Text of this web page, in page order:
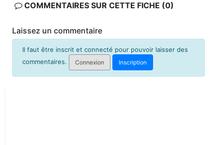
COMMENTAIRES SUR CETTE FICHE (0)
Laissez un commentaire
Il faut être inscrit et connecté pour pouvoir laisser des
commentaires.
Connexion Inscription